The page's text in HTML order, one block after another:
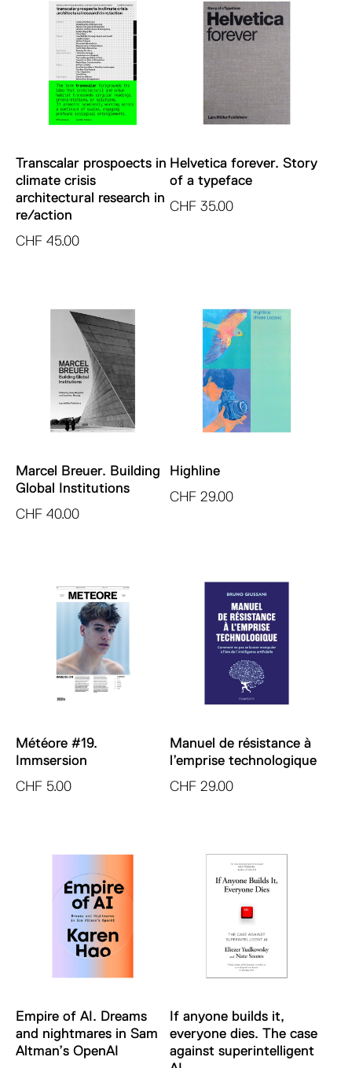
Transcalar prospoects in
climate crisis
architectural research in
re/action
CHF 45.00
Helvetica forever. Story
of a typeface
CHF 35.00
Marcel Breuer. Building
Global Institutions
CHF 40.00
Highline
CHF 29.00
Météore #19.
Immsersion
CHF 5.00
Manuel de résistance à
l’emprise technologique
CHF 29.00
Empire of AI. Dreams
and nightmares in Sam
Altman’s OpenAI
If anyone builds it,
everyone dies. The case
against superintelligent